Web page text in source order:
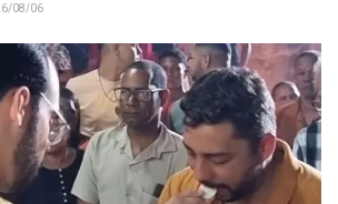
08/06